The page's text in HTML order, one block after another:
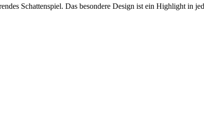
Schattenspiel. Das besondere Design ist ein Highlight in